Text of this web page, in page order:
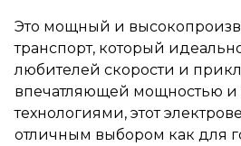
Он сочетает в себе
надежность, стиль и высокую
производительность.
Впечатляющая мощность и
С мощностью двигателя в
12000 Вт, Syccyba Cross X22
Это мощный и
транспорт, который
любителей скорости и
впечатляющей мощностью
технологиями, этот
отличным выбором как для